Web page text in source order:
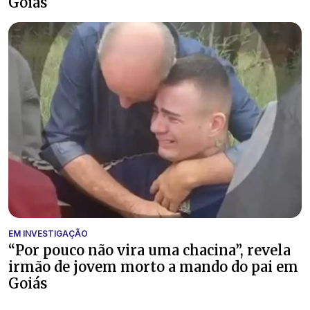
EM INVESTIGAÇÃO
“Por pouco não vira uma chacina”, revela
irmão de jovem morto a mando do pai em
Goiás